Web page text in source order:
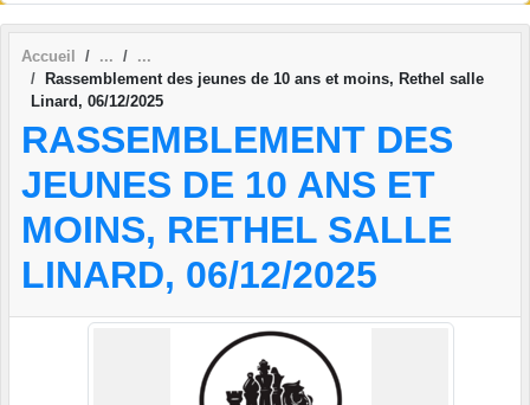
Accueil
Rassemblement des jeunes de 10 ans et moins, Rethel salle
Linard, 06/12/2025
RASSEMBLEMENT DES
JEUNES DE 10 ANS ET
MOINS, RETHEL SALLE
LINARD, 06/12/2025